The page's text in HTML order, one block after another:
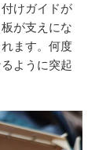
けガイドが
が支えにな
ます。何度
ように突起